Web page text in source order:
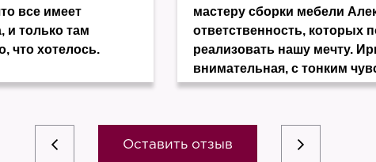
все имеет
и только там
что хотелось.
мастеру сборки мебели
ответственность, которых
реализовать нашу мечту.
внимательная, с тонким
Оставить отзыв